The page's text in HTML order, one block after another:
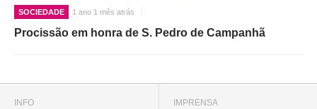
SOCIEDADE 1 ano 1 mês atrás
Procissão em honra de S. Pedro de Campanhã
INFO IMPRENSA